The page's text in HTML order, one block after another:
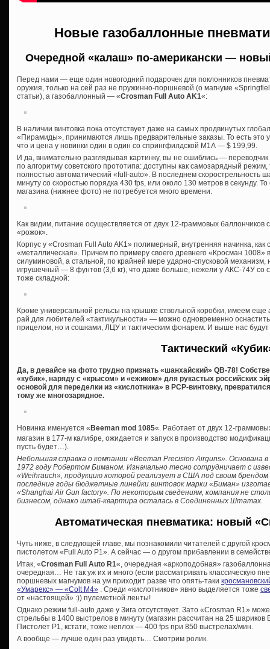
Новые газобаллонные
Очередной «калаш» по-американски —
Перед нами — еще один новогодний подарочек для поклонников
оружия, только на сей раз не пружинно-поршневой (о магнуме
статьи), а газобаллонный — «Crosman Full Auto AK1«:
В наличии винтовка пока отсутствует даже на самых продвинутых
«Пирамиды», принимаются лишь предварительные заказы. То есть это
что и цена у новинки один в один со спрингфилдской М1А — $ 199,99.
И да, внимательно разглядывая картинку, вы не ошиблись —
по алгоритму советского прототипа: доступны как самозарядный
полностью автоматический «full-auto». В последнем скорострельность
минуту со скоростью порядка 430 fps, или около 130 метров в секунду.
магазина (нижнее фото) не потребуется много времени.
Как видим, питание осуществляется от двух 12-граммовых
«рожок».
Корпус у «Crosman Full Auto AK1» полимерный, внутренняя начинка, как
«металлическая». Причем по примеру своего древнего «Кросман
силуминовой, а стальной, по крайней мере ударно-спусковой механизм,
игрушечный — 8 фунтов (3,6 кг), что даже больше, нежели у АКС-74У со
тоже складной:
Кроме универсальной рельсы на крышке ствольной коробки, имеем
рай для любителей «тактикульности» — можно одновременно
прицелом, но и сошками, ЛЦУ и тактическим фонарем. И выше нас будут
Тактический
Да, в девайсе на фото трудно признать «шанхайский» QB-78!
«кубик», наряду с «крысом» и «ежиком» для рукастых российских
основой для переделки из «кислотника» в PCP-винтовку,
тому же многозарядное.
Новинка именуется « Beeman mod 1085«. Работает от двух 12-
магазин в 177-м калибре, ожидается и запуск в производство
пусть будет…).
Небольшая справка о компании «Beeman Precision Airguns».
1972 году Робертом Биманом. Изначально тесно сотрудничает с
«Weihrauch», продукцию которой реализует в США под своим
последние годы бюджетные линейки винтовок марки «Биман»
«Shanghai Air Gun factory». По некоторым сведениям, компания не
бизнесом, однако штаб-квартира осталась в Соединенных Штатах.
Автоматическая пневматика: новый
Чуть ниже, в следующей главе, мы познакомили читателей с другой
пистолетом «Full Auto P1». А сейчас — о другом прибавлении в
Итак, «Crosman Full Auto R1«, очередная «аркоподобная»
очередная… Не так уж их и много (если рассматривать классическую
поршневых магнумов на ум приходит разве что опять-таки
«Умарекс» — «Colt M4» . Среди «кислотников» явно выделяется тоже
от «настоящей» :)) пулеметной ленты!
Однако режим full-auto даже у Зига отсутствует. Зато «Crosman R1»
стрельбы в 1400 выстрелов в минуту (магазин рассчитан на 25 шариков
Пистолет Р1, кстати, тоже неплох — 400 fps при 850 выстрелах/мин.
А вообще — лучше один раз увидеть… Смотрим ролик.